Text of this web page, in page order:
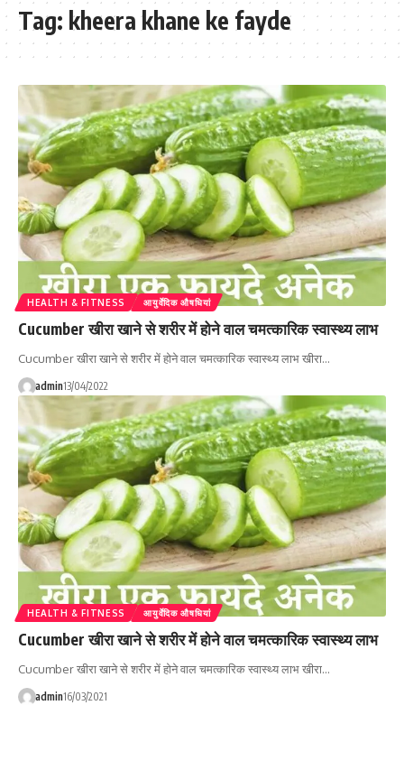
Tag: kheera khane ke fayde
HEALTH & FITNESS आयुर्वेदिक औषधियां
Cucumber खीरा खाने से शरीर में होने वाल चमत्कारिक स्वास्थ्य लाभ
Cucumber खीरा खाने से शरीर में होने वाल चमत्कारिक स्वास्थ्य लाभ खीरा…
admin13/04/2022
HEALTH & FITNESS आयुर्वेदिक औषधियां
Cucumber खीरा खाने से शरीर में होने वाल चमत्कारिक स्वास्थ्य लाभ
Cucumber खीरा खाने से शरीर में होने वाल चमत्कारिक स्वास्थ्य लाभ खीरा…
admin16/03/2021